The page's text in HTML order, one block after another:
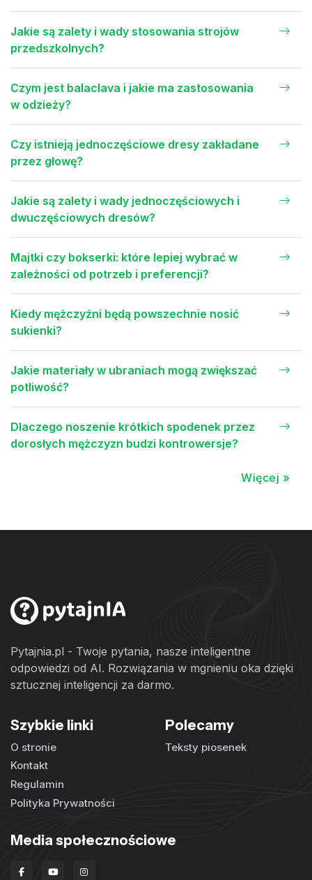
Jakie są zalety i wady stosowania strojów
przedszkolnych?
Czym jest balaclava i jakie ma zastosowania
w odzieży?
Czy istnieją jednoczęściowe dresy zakładane
przez głowę?
Jakie są zalety i wady jednoczęściowych i
dwuczęściowych dresów?
Majtki czy bokserki: które lepiej wybrać w
zależności od potrzeb i preferencji?
Kiedy mężczyźni będą powszechnie nosić
sukienki?
Jakie materiały w ubraniach mogą zwiększać
potliwość?
Dlaczego noszenie krótkich spodenek przez
dorosłych mężczyzn budzi kontrowersje?
Więcej »
Pytajnia.pl - Twoje pytania, nasze inteligentne
odpowiedzi od AI. Rozwiązania w mgnieniu oka dzięki
sztucznej inteligencji za darmo.
Szybkie linki
O stronie
Kontakt
Regulamin
Polityka Prywatności
Polecamy
Teksty piosenek
Media społecznościowe